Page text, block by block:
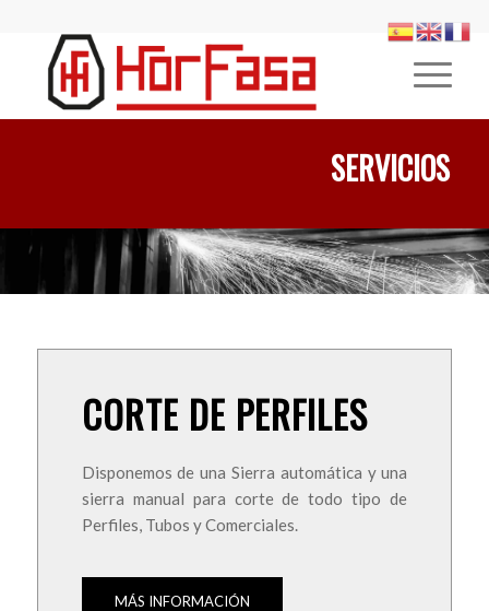
SERVICIOS
CORTE DE PERFILES
Disponemos de una Sierra automática y una
sierra manual para corte de todo tipo de
Perfiles, Tubos y Comerciales.
MÁS INFORMACIÓN